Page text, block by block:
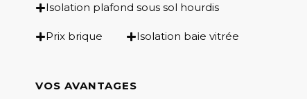
Isolation plafond sous sol hourdis
Prix brique Isolation baie vitrée
VOS AVANTAGES